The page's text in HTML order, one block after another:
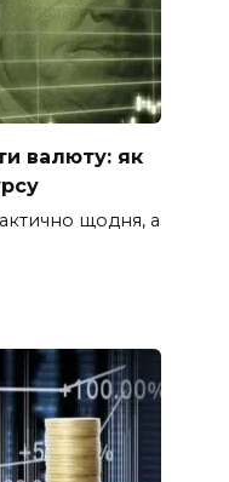
валюту: як
щодня, а